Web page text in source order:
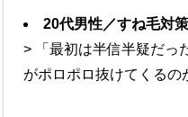
20代男性／すね毛対策
> 「最初は半信半疑だっ
がポロポロ抜けてくるの